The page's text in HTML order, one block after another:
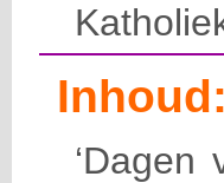
Inhoud:
‘Dagen